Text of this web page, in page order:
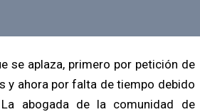
se aplaza, primero por petición de
y ahora por falta de tiempo debido
abogada de la comunidad de